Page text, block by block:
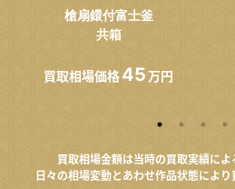
槍扇鐶付富士釜
共箱
買取相場価格45万円
買取相場金額は当時の買取実績によ
日々の相場変動とあわせ作品状態により